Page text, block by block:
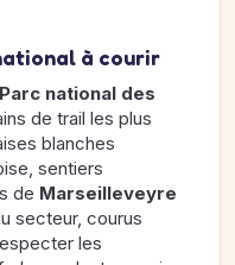
à courir
Parc national des
de trail les plus
blanches
sentiers
de Marseilleveyre
secteur, courus
les